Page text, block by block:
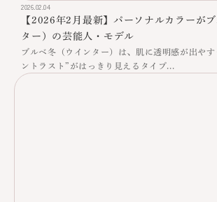
2026.02.04
【2026年2月最新】パーソナルカラーが
ター）の芸能人・モデル
ブルベ冬（ウインター）は、肌に透明感が出やす
ントラスト”がはっきり見えるタイプ...